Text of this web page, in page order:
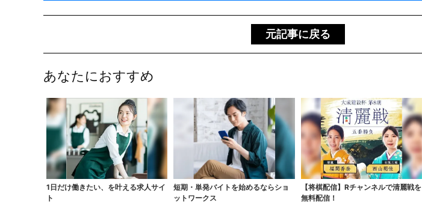
元記事に戻る
あなたにおすすめ
1日だけ働きたい、を叶える求人サイ
ト
短期・単発バイトを始めるならショ
ットワークス
【将棋配信】Rチャンネルで清麗戦を
無料配信！